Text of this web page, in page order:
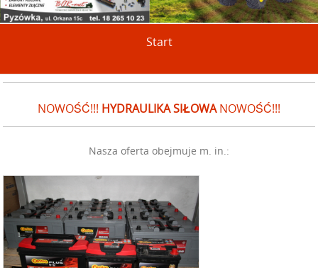
Start
NOWOŚĆ!!! HYDRAULIKA SIŁOWANOWOŚĆ!!!
Nasza oferta obejmuje m. in.: